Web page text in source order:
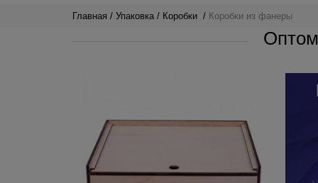
Главная Упаковка Коробки Коробки из фанеры